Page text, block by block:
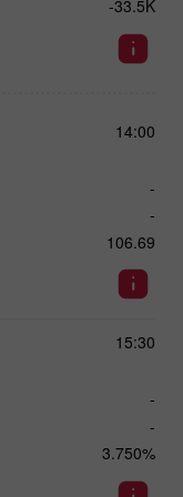
-33.5K
14:00
-
-
106.69
15:30
-
-
3.750%